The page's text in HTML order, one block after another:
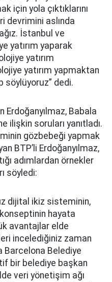
için yola çıktıklarını
devrimini aslında
İstanbul ve
yatırım yaparak
yatırım
yatırım yapmaktan
söylüyoruz” dedi.
Erdoğanyılmaz, Babala
ilişkin soruları yanıtladı.
gözbebeği yapmak
BTP’li Erdoğanyılmaz,
adımlardan örnekler
söyledi:
dijital ikiz sisteminin,
hayata
avantajlar elde
incelediğiniz zaman
Barcelona Belediye
bir belediye başkan
veri yönetişim ağı